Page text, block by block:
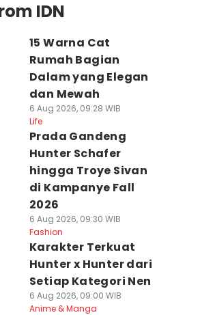
IDN
15 Warna Cat
Rumah Bagian
Dalam yang Elegan
dan Mewah
6 Aug 2026, 09:28 WIB
Life
Prada Gandeng
Hunter Schafer
hingga Troye Sivan
di Kampanye Fall
2026
6 Aug 2026, 09:30 WIB
Fashion
Karakter Terkuat
Hunter x Hunter dari
Setiap Kategori Nen
6 Aug 2026, 09:00 WIB
Anime & Manga